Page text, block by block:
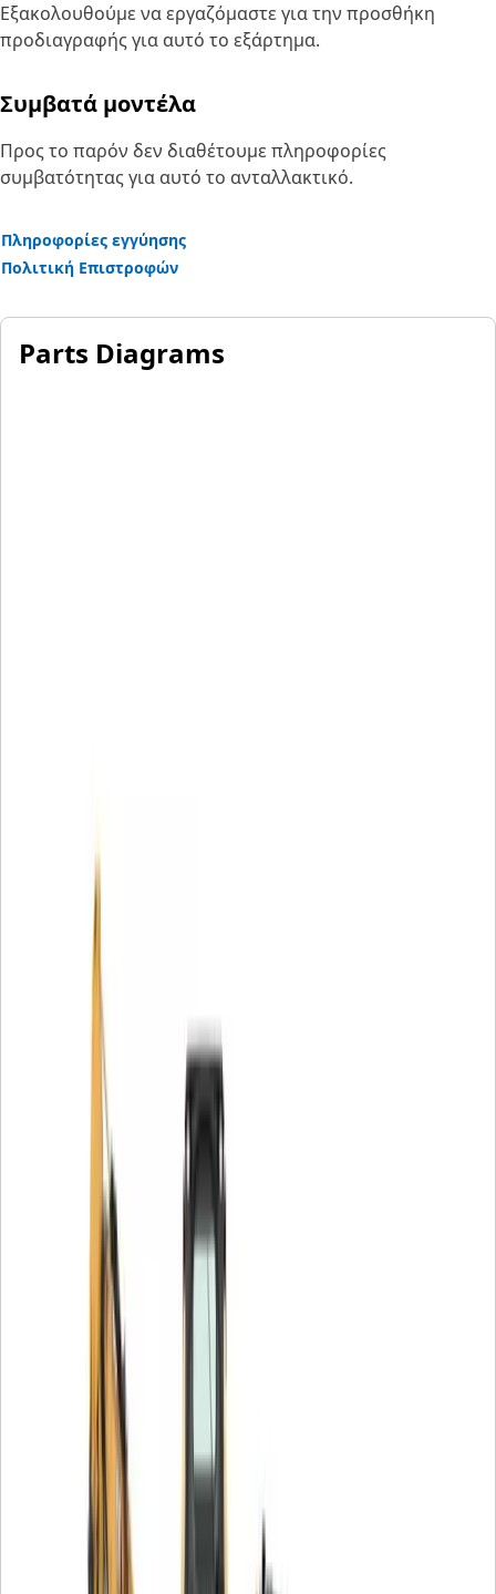
Εξακολουθούμε να εργαζόμαστε για την προσθήκη
προδιαγραφής για αυτό το εξάρτημα.
Συμβατά μοντέλα
Προς το παρόν δεν διαθέτουμε πληροφορίες
συμβατότητας για αυτό το ανταλλακτικό.
Πληροφορίες εγγύησης
Πολιτική Επιστροφών
Parts Diagrams